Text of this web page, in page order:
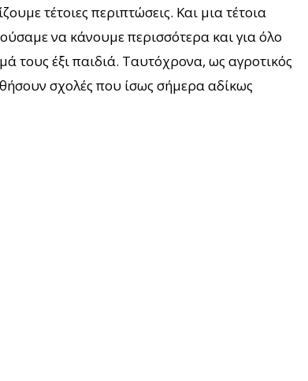
τέτοιες περιπτώσεις. Και μια τέτοια
να κάνουμε περισσότερα και για όλο
τους έξι παιδιά. Ταυτόχρονα, ως αγροτικός
σχολές που ίσως σήμερα αδίκως